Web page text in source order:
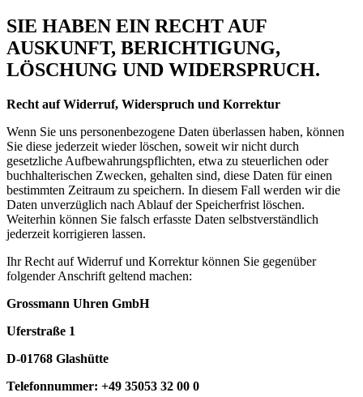
SIE HABEN EIN RECHT AUF
AUSKUNFT, BERICHTIGUNG,
LÖSCHUNG UND WIDERSPRUCH.
Recht auf Widerruf, Widerspruch und Korrektur
Wenn Sie uns personenbezogene Daten überlassen haben, können
Sie diese jederzeit wieder löschen, soweit wir nicht durch
gesetzliche Aufbewahrungspflichten, etwa zu steuerlichen oder
buchhalterischen Zwecken, gehalten sind, diese Daten für einen
bestimmten Zeitraum zu speichern. In diesem Fall werden wir die
Daten unverzüglich nach Ablauf der Speicherfrist löschen.
Weiterhin können Sie falsch erfasste Daten selbstverständlich
jederzeit korrigieren lassen.
Ihr Recht auf Widerruf und Korrektur können Sie gegenüber
folgender Anschrift geltend machen:
Grossmann Uhren GmbH
Uferstraße 1
D-01768 Glashütte
Telefonnummer: +49 35053 32 00 0